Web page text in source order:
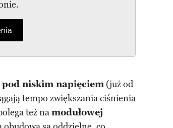
pod niskim napięciem (już od
tempo zwiększania ciśnienia
też namodułowej